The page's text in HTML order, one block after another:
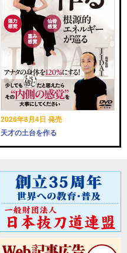
2026年8月4日 発売
天才の土台を作る